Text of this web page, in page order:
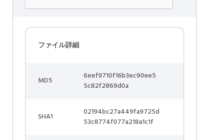
ファイル詳細
MD5
6eef9710f16b3ec90ee5
5c82f2869d0a
SHA1
02194bc27a449fa9725d
53c8774f077a218a1c1f